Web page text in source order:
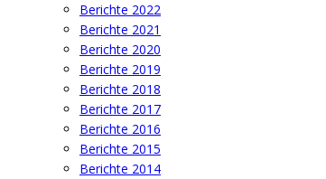
Berichte 2022
Berichte 2021
Berichte 2020
Berichte 2019
Berichte 2018
Berichte 2017
Berichte 2016
Berichte 2015
Berichte 2014